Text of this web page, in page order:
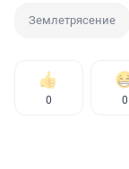
Землетрясение
0 0